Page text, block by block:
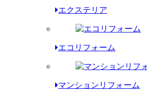
エクステリア
エコリフォーム
マンションリフォーム